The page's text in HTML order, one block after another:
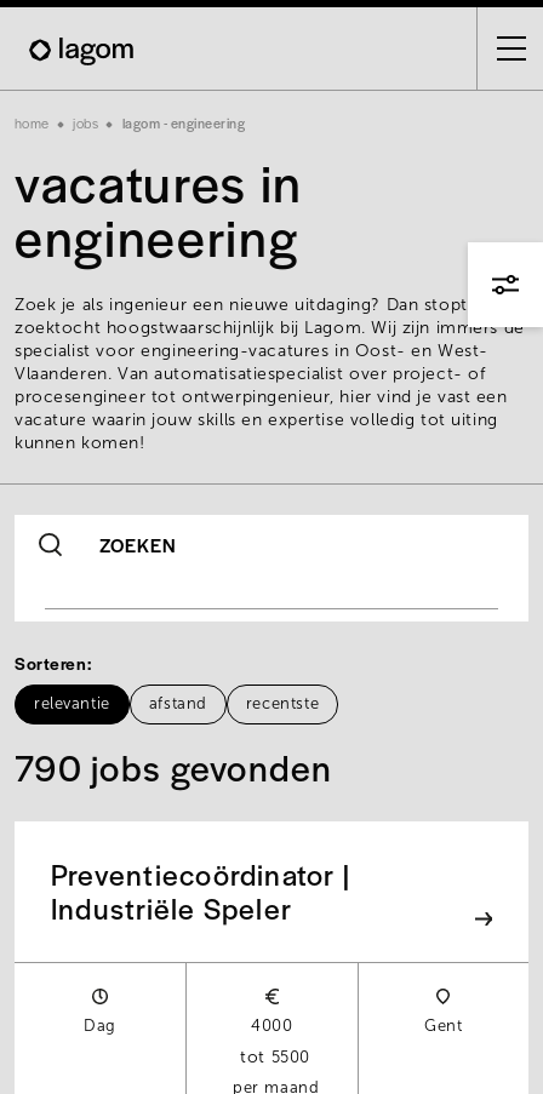
Skip
main
Breadcrumb
home jobs lagom - engineering
vacatures in
engineering
Zoek je als ingenieur een nieuwe uitdaging? Dan stopt je
zoektocht hoogstwaarschijnlijk bij Lagom. Wij zijn immers dé
specialist voor engineering-vacatures in Oost- en West-
Vlaanderen. Van automatisatiespecialist over project- of
procesengineer tot ontwerpingenieur, hier vind je vast een
vacature waarin jouw skills en expertise volledig tot uiting
kunnen komen!
ZOEKEN
Sorteren
relevantie afstand recentste
790 jobs gevonden
Preventiecoördinator |
Industriële Speler
Dag
4000
5500
per maand
Gent